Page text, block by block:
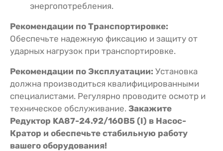
энергопотребления.
Рекомендации по Транспортировке:
Обеспечьте надежную фиксацию и защиту от
ударных нагрузок при транспортировке.
Рекомендации по Эксплуатации: Установка
должна производиться квалифицированными
специалистами. Регулярно проводите осмотр и
техническое обслуживание. Закажите
Редуктор KA87-24.92/160В5 (I) в Насос-
Кратор и обеспечьте стабильную работу
вашего оборудования!